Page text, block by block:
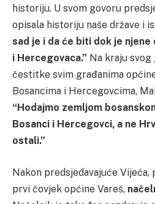
historiju. U svom govoru
opisala historiju naše države i
sad je i da će biti dok je njene
i Hercegovaca.” Na kraju
čestitke svim građanima
Bosancima i Hercegovcima,
“Hodajmo zemljom
Bosanci i Hercegovci, a ne
ostali.”
Nakon predsjedavajuće
prvi čovjek općine Vareš,